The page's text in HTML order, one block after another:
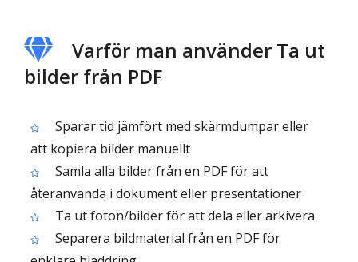
Varför man använder Ta ut
bilder från PDF
Sparar tid jämfört med skärmdumpar eller
att kopiera bilder manuellt
Samla alla bilder från en PDF för att
återanvända i dokument eller presentationer
Ta ut foton/bilder för att dela eller arkivera
Separera bildmaterial från en PDF för